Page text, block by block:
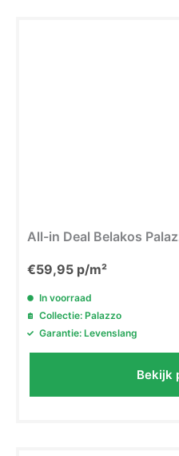
All-in Deal Belakos
€59,95 p/m²
In voorraad
Collectie: Palazzo
Garantie: Levenslang
Bekijk